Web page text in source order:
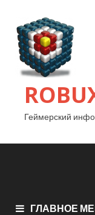
Геймерский
ГЛАВНОЕ